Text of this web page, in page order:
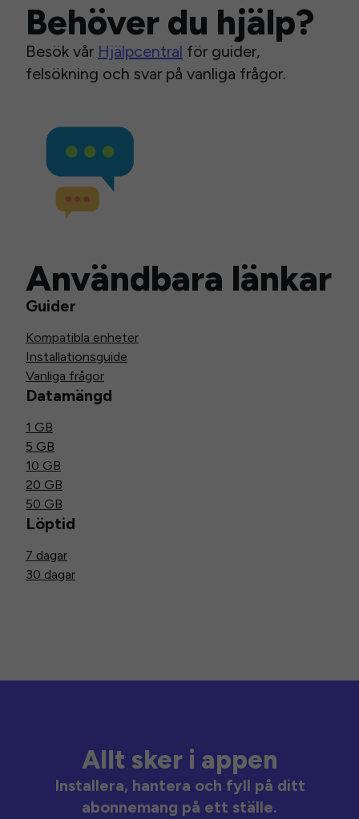
Behöver du hjälp?
Besök vår Hjälpcentral för guider,
felsökning och svar på vanliga frågor.
Användbara länkar
Guider
Kompatibla enheter
Installationsguide
Vanliga frågor
Datamängd
1 GB
5 GB
10 GB
20 GB
50 GB
Löptid
7 dagar
30 dagar
Allt sker i appen
Installera, hantera och fyll på ditt
abonnemang på ett ställe.